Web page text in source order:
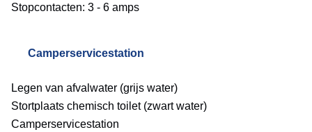
Stopcontacten: 3 - 6 amps
Camperservicestation
Legen van afvalwater (grijs water)
Stortplaats chemisch toilet (zwart water)
Camperservicestation